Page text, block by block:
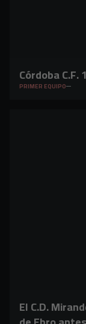
Córdoba C.F.
PRIMER EQUIPO
El C.D.